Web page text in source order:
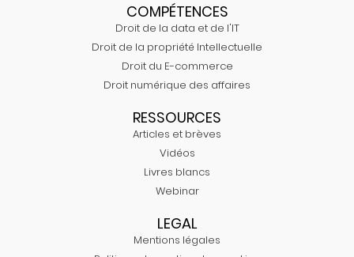
COMPÉTENCES
Droit de la data et de l'IT
Droit de la propriété Intellectuelle
Droit du E-commerce
Droit numérique des affaires
RESSOURCES
Articles et brèves
Vidéos
Livres blancs
Webinar
LEGAL
Mentions légales